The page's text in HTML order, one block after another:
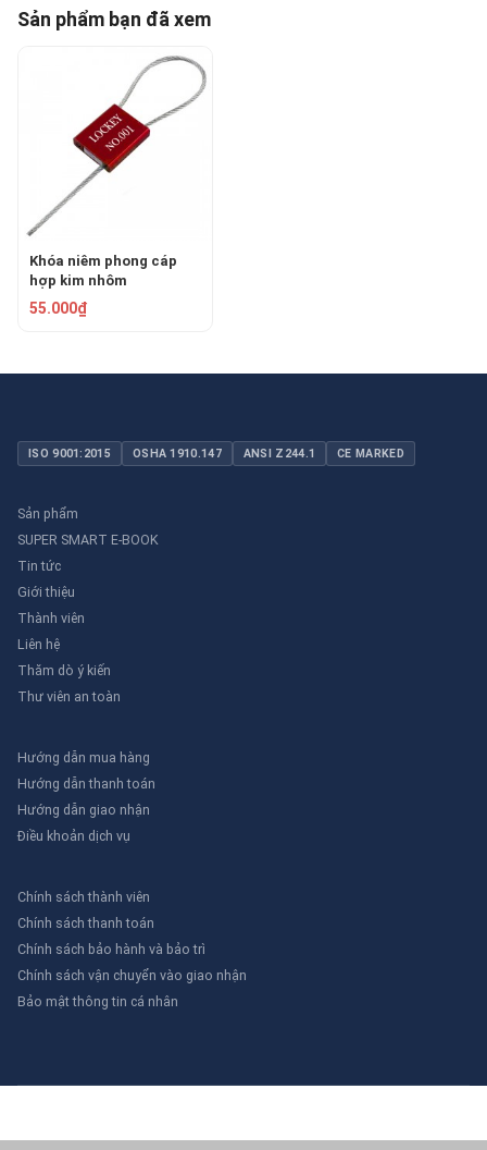
Sản phẩm bạn đã xem
Khóa niêm phong cáp
hợp kim nhôm
PROLOCKEY CS01-2.5S-
55.000₫
ISO 9001:2015 OSHA 1910.147 ANSI Z244.1 CE MARKED
Sản phẩm
SUPER SMART E-BOOK
Tin tức
Giới thiệu
Thành viên
Liên hệ
Thăm dò ý kiến
Thư viên an toàn
Hướng dẫn mua hàng
Hướng dẫn thanh toán
Hướng dẫn giao nhận
Điều khoản dịch vụ
Chính sách thành viên
Chính sách thanh toán
Chính sách bảo hành và bảo trì
Chính sách vận chuyển vào giao nhận
Bảo mật thông tin cá nhân